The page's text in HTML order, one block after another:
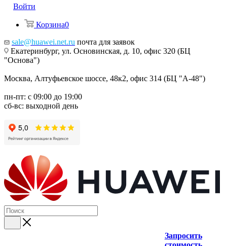
Войти
Корзина0
sale@huawei.net.ru почта для заявок
Екатеринбург, ул. Основинская, д. 10, офис 320 (БЦ
"Основа")
Москва, Алтуфьевское шоссе, 48к2, офис 314 (БЦ "А-48")
пн-пт: с 09:00 до 19:00
сб-вс: выходной день
Запросить